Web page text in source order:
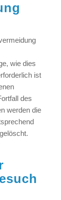
wie dies
ist
des
werden die